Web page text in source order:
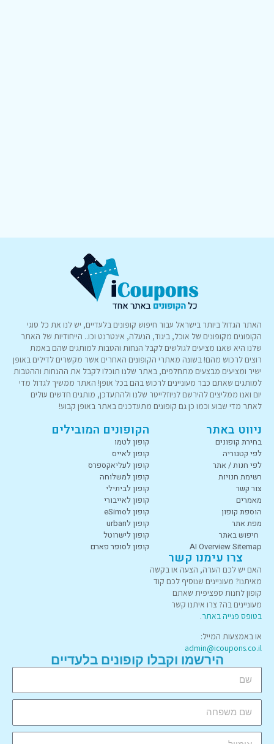
האתר הגדול ביותר בישראל עבור חיפוש קופונים בלעדיים, יש לנו את כל סוגי
הקופונים מקופונים של אוכל, ביגוד, הנעלה, אינטרנט וכו.. הייחודיות של האתר
שלנו היא שאנו מציעים לגולשים לקבל הנחות והטבות למותגים שהם באמת
רוצים לרכוש מהם! בשונה מאתרי הקופונים האחרים אשר מקשרים לדילים באופן
ישיר ומציעים מבצעים מתחלפים, באתר שלנו תוכלו לקבל את ההנחות וההטבות
למותגים שאתם כבר מעוניינים לרכוש בהם בכל אופן! האתר ממשיך לגדול מדי
יום ואנו ממליצים להירשם לניוזלייטר שלנו ולהתעדכן, מותגים חדשים עולים
לאתר מדי שבוע וכמו כן גם קופונים מתעדכנים באתר באופן קבוע!
ניווט באתר
בחירת קופונים
לפי קטגוריה
לפי חנות / אתר
רשימת חנויות
צור קשר
מאמרים
הוספת קופון
מפת אתר
חיפוש באתר
AI Overview Sitemap
הקופונים המובילים
קופון לטמו
קופון לאייס
קופון לעליאקספרס
קופון למשלוחה
קופון לביתילי
קופון לאייבורי
קופון לeSimo
קופון לurban
קופון לישרוטל
קופון לסופר פארם
צרו עימנו קשר
האם יש לכם הערה, הצעה או בקשה
מאיתנו? מעוניינים שנוסיף לכם קוד
קופון לחנות ספציפית שאתם
מעוניינים בה? צרו איתנו קשר
בטופס פנייה באתר.
או באמצעות המייל:
admin@icoupons.co.il
הירשמו וקבלו קופונים בלעדיים